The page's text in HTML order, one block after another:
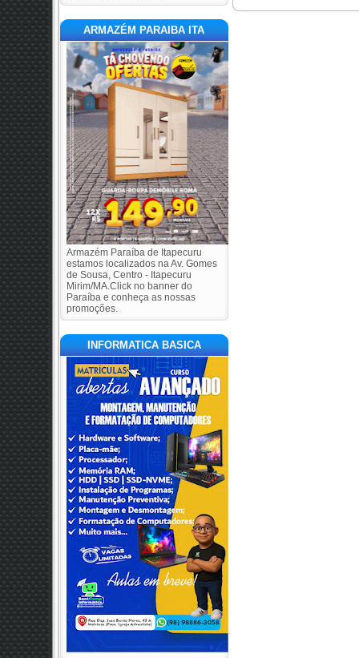
ARMAZÉM PARAIBA ITA
Armazém Paraíba de Itapecuru
estamos localizados na Av. Gomes
de Sousa, Centro - Itapecuru
Mirim/MA.Click no banner do
Paraíba e conheça as nossas
promoções.
INFORMATICA BASICA